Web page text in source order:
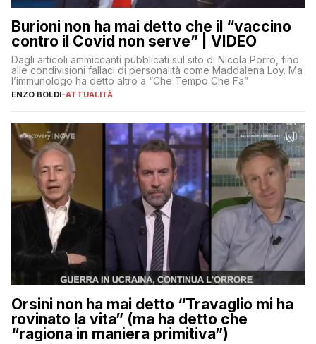
Burioni non ha mai detto che il “vaccino
contro il Covid non serve” | VIDEO
Dagli articoli ammiccanti pubblicati sul sito di Nicola Porro, fino
alle condivisioni fallaci di personalità come Maddalena Loy. Ma
l’immunologo ha detto altro a “Che Tempo Che Fa”
ENZO BOLDI-ATTUALITÀ
Orsini non ha mai detto “Travaglio mi ha
rovinato la vita” (ma ha detto che
“ragiona in maniera primitiva”)